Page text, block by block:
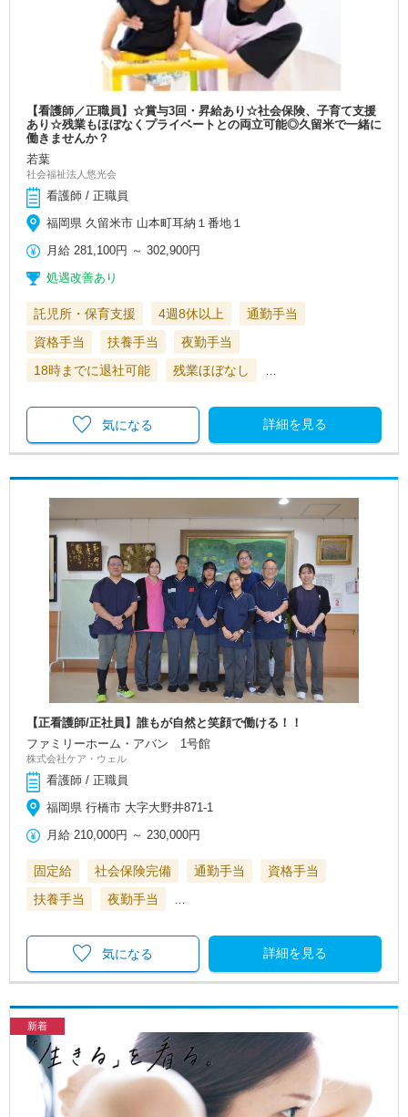
【看護師／正職員】☆賞与3回・昇給あり☆社会保険、子育て支援
あり☆残業もほぼなくプライベートとの両立可能◎久留米で一緒に
働きませんか？
若葉
社会福祉法人悠光会
看護師 / 正職員
福岡県 久留米市 山本町耳納１番地１
月給 281,100円 ～302,900円
処遇改善あり
託児所・保育支援 4週8休以上
通勤手当
資格手当
扶養手当
夜勤手当
18時までに退社可能
残業ほぼなし …
詳細を見る
気になる
【正看護師/正社員】誰もが自然と笑顔で働ける！！
ファミリーホーム・アバン 1号館
株式会社ケア・ウェル
看護師 / 正職員
福岡県 行橋市 大字大野井871-1
月給 210,000円 ～230,000円
固定給 社会保険完備 通勤手当
資格手当
扶養手当
夜勤手当 …
詳細を見る
気になる
新着